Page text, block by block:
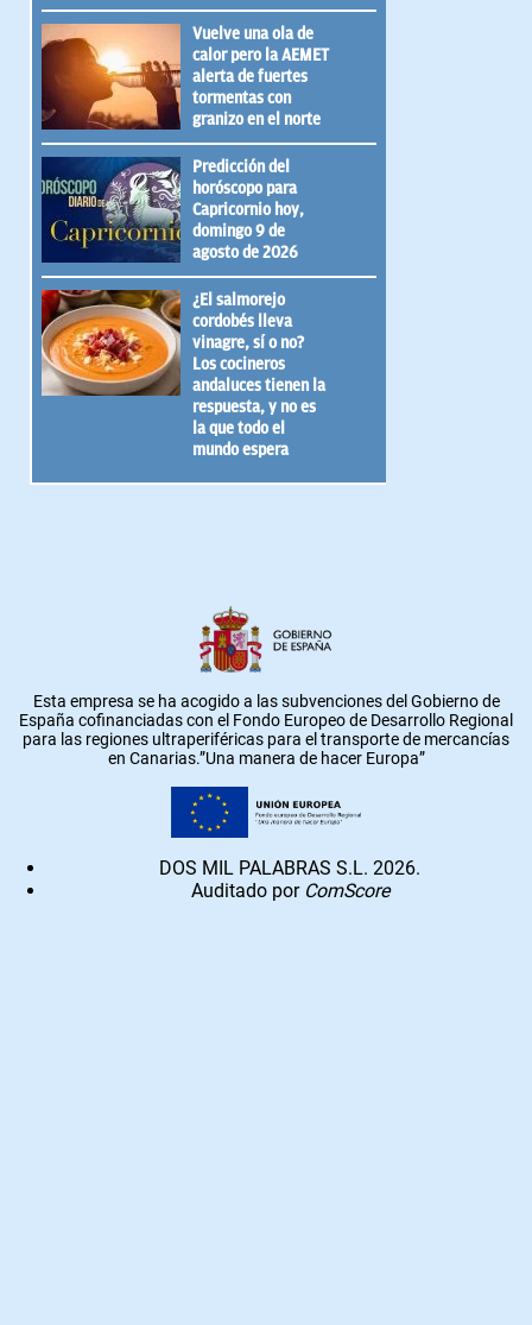
Vuelve una ola de
calor pero la AEMET
alerta de fuertes
tormentas con
granizo en el norte
Predicción del
horóscopo para
Capricornio hoy,
domingo 9 de
agosto de 2026
¿El salmorejo
cordobés lleva
vinagre, sí o no?
Los cocineros
andaluces tienen la
respuesta, y no es
la que todo el
mundo espera
Esta empresa se ha acogido a las subvenciones del Gobierno de
España cofinanciadas con el Fondo Europeo de Desarrollo Regional
para las regiones ultraperiféricas para el transporte de mercancías
en Canarias.”Una manera de hacer Europa”
DOS MIL PALABRAS S.L. 2026.
Auditado por ComScore